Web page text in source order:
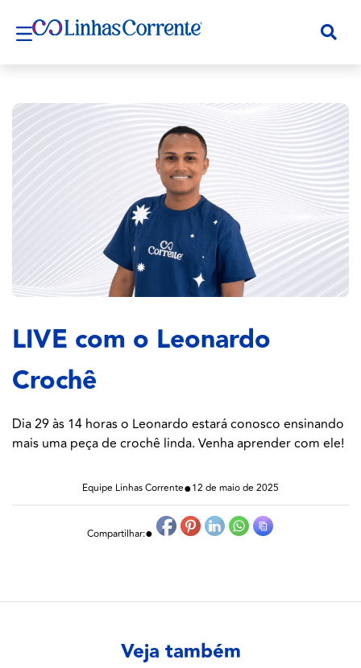
LIVE com o Leonardo
Crochê
Dia 29 às 14 horas o Leonardo estará conosco ensinando
mais uma peça de crochê linda. Venha aprender com ele!
Equipe Linhas Corrente●12 de maio de 2025
Compartilhar:●
Veja também